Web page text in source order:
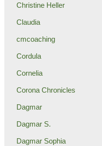
Christine Heller
Claudia
cmcoaching
Cordula
Cornelia
Corona Chronicles
Dagmar
Dagmar S.
Dagmar Sophia